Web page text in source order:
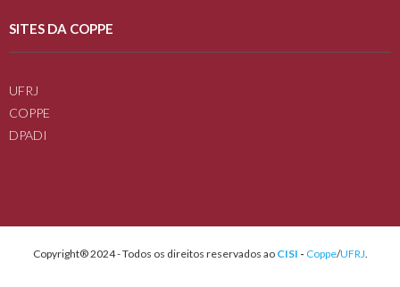
SITES DA COPPE
UFRJ
COPPE
DPADI
Copyright® 2024 - Todos os direitos reservados ao CISI - Coppe/UFRJ.